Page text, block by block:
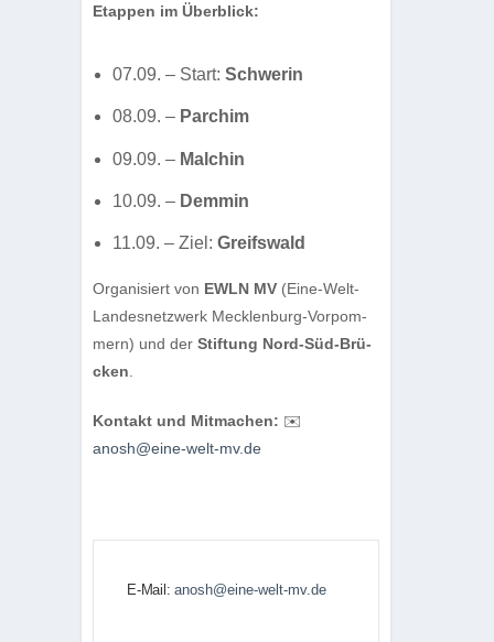
Etap­pen im Überblick:
07.09. – Start:Schwe­rin
08.09. – Par­chim
09.09. – Mal­chin
10.09. – Dem­min
11.09. – Ziel:Greifs­wald
Orga­ni­siert von EWLN MV (Eine-Welt-
Lan­des­netz­werk Meck­len­burg-Vor­pom­
mern) und der Stif­tung Nord-Süd-Brü­
cken
Kon­takt und Mit­ma­chen: ✉️
anosh@eine-welt-mv.de
E-Mail:anosh@eine-welt-mv.de